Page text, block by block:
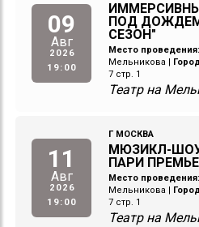
09
Авг
2026
19:00
ПОД
СЕЗОН"
Место проведения:
Мельникова
7 стр. 1
Театр на
11
Авг
2026
19:00
Г МОСКВА
МЮЗИКЛ-
ПАРИ
Место проведения:
Мельникова
7 стр. 1
Театр на